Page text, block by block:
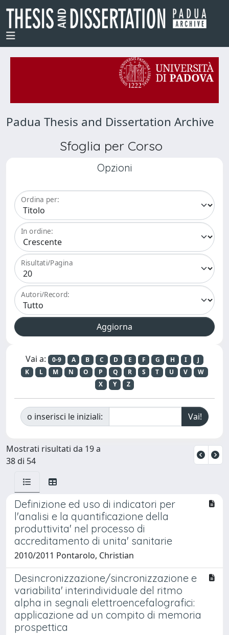
Padua Thesis and Dissertation Archive
Sfoglia per Corso
Opzioni
Ordina per:
In ordine:
Risultati/Pagina
Autori/Record:
Vai a: 0-9 A B C D E F G H I
J
K
L M N O P Q R S T U V
W
X
Y Z
o inserisci le iniziali:
Mostrati risultati da 19 a
38 di 54
Definizione ed uso di indicatori per
l'analisi e la quantificazione della
produttivita' nel processo di
accreditamento di unita' sanitarie
2010/2011 Pontarolo, Christian
Desincronizzazione/sincronizzazione e
variabilita' interindividuale del ritmo
alpha in segnali elettroencefalografici:
applicazione ad un compito di memoria
prospettica